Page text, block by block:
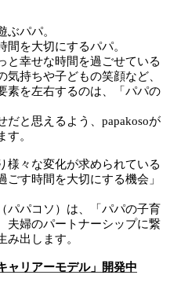
ぶパパ。
を大切にするパパ。
と幸せな時間を過ごせている
持ちや子どもの笑顔など、
素を左右するのは、「パパの
だと思えるよう、papakosoが
す。
様々な変化が求められている
す時間を大切にする機会」
パパコソ）は、「パパの子育
夫婦のパートナーシップに繋
み出します。
ャリアーモデル」開発中